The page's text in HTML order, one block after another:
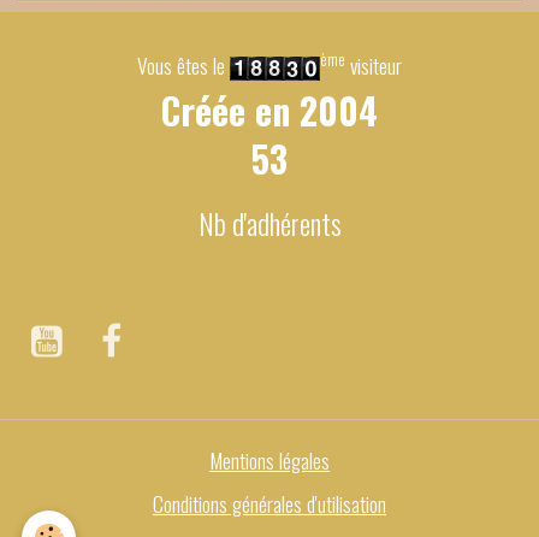
Vous êtes le ème visiteur
Créée en 2004
53
Nb d'adhérents
Mentions légales
Conditions générales d'utilisation